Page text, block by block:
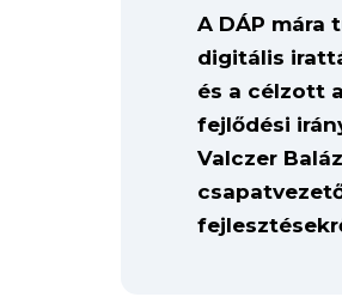
A DÁP mára
digitális
és a célzott
fejlődési
Valczer